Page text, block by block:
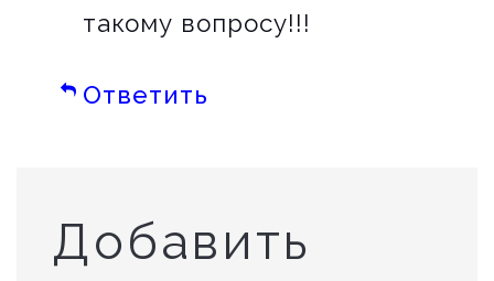
такому вопросу!!!
Ответить
Добавить